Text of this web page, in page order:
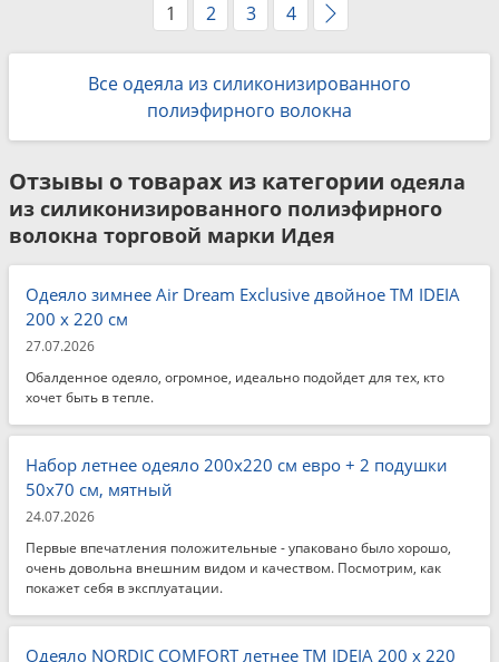
1 2 3 4
Все одеяла из силиконизированного
полиэфирного волокна
Отзывы о товарах из категории одеяла
из силиконизированного полиэфирного
волокна торговой марки Идея
Одеяло зимнее Air Dream Exclusive двойное TM IDEIA
200 x 220 см
27.07.2026
Обалденное одеяло, огромное, идеально подойдет для тех, кто
хочет быть в тепле.
Набор летнее одеяло 200x220 см евро + 2 подушки
50x70 см, мятный
24.07.2026
Первые впечатления положительные - упаковано было хорошо,
очень довольна внешним видом и качеством. Посмотрим, как
покажет себя в эксплуатации.
Одеяло NORDIC COMFORT летнее ТМ IDEIA 200 x 220